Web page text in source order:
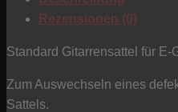
weiß
Menge
Rezensionen (0)
Standard Gitarrensattel für E-
Zum Auswechseln eines
Sattels.